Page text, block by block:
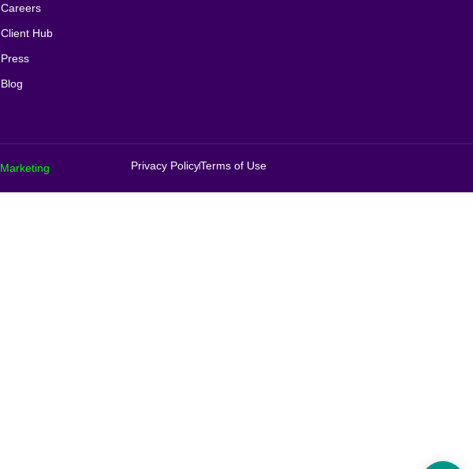
Careers
Client Hub
Press
Blog
Privacy PolicyTerms of Use